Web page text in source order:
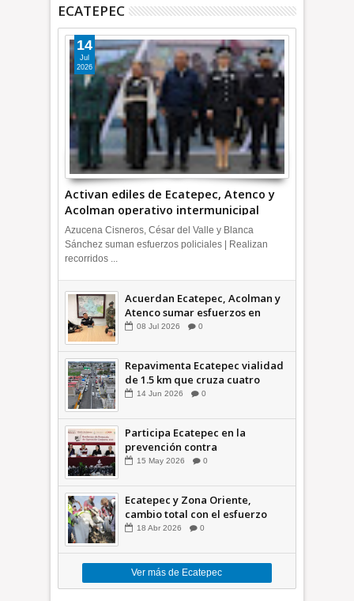
ECATEPEC
Activan ediles de Ecatepec, Atenco y
Acolman operativo intermunicipal
14
Jul
2026
Azucena Cisneros, César del Valle y Blanca
Sánchez suman esfuerzos policiales | Realizan
recorridos ...
Acuerdan Ecatepec, Acolman y
Atenco sumar esfuerzos en
seguridad
08 Jul 2026 0
Repavimenta Ecatepec vialidad
de 1.5 km que cruza cuatro
comunidades +Video
14 Jun 2026 0
Participa Ecatepec en la
prevención contra
inundaciones en el Valle de
15 May 2026 0
Ecatepec y Zona Oriente,
cambio total con el esfuerzo
conjunto: Azucena; retiran 21
18 Abr 2026 0
Ver más de Ecatepec